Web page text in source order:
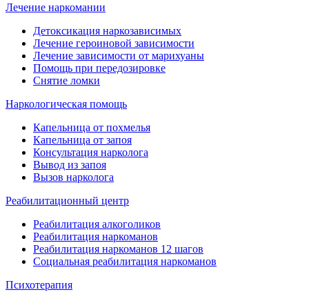
Лечение наркомании
Детоксикация наркозависимых
Лечение героиновой зависимости
Лечение зависимости от марихуаны
Помощь при передозировке
Снятие ломки
Наркологическая помощь
Капельница от похмелья
Капельница от запоя
Консультация нарколога
Вывод из запоя
Вызов нарколога
Реабилитационный центр
Реабилитация алкоголиков
Реабилитация наркоманов
Реабилитация наркоманов 12 шагов
Социальная реабилитация наркоманов
Психотерапия